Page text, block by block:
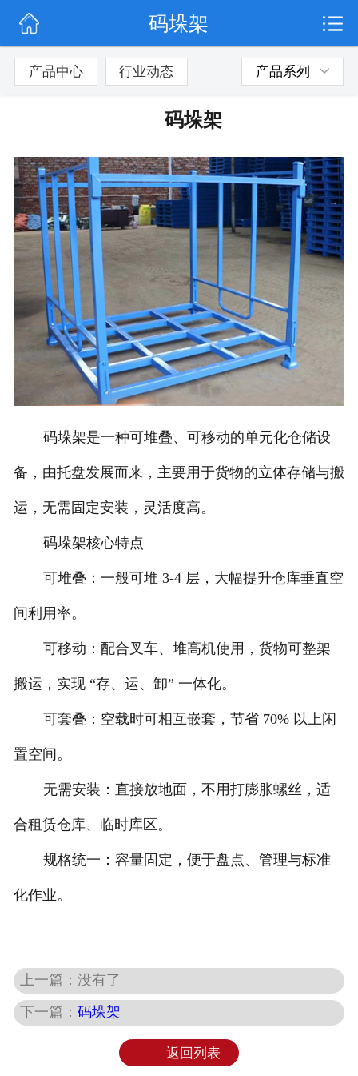
行业动态
码垛架
产品中心 行业动态 产品系列
码垛架
码垛架是一种可堆叠、可移动的单元化仓储设
备，由托盘发展而来，主要用于货物的立体存储与搬
运，无需固定安装，灵活度高。
码垛架核心特点
可堆叠：一般可堆 3-4 层，大幅提升仓库垂直空
间利用率。
可移动：配合叉车、堆高机使用，货物可整架
搬运，实现 “存、运、卸” 一体化。
可套叠：空载时可相互嵌套，节省 70% 以上闲
置空间。
无需安装：直接放地面，不用打膨胀螺丝，适
合租赁仓库、临时库区。
规格统一：容量固定，便于盘点、管理与标准
化作业。
上一篇：没有了
下一篇：码垛架
返回列表